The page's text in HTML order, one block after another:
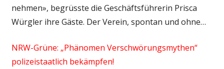
nehmen», begrüsste die Geschäftsführerin Prisca
Würgler ihre Gäste. Der Verein, spontan und ohne…
NRW-Grüne: „Phänomen Verschwörungsmythen“
polizeistaatlich bekämpfen!